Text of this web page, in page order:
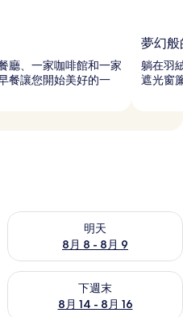
廳、一家咖啡館和一家
餐讓您開始美好的一
夢幻般
躺在羽
遮光窗
況
明天
8月 8 - 8月 9
查看明天 (8月 8 - 8月 9) 的供
情況
下週末
8月 14 - 8月 16
查看下週末 (8月 14 - 8月 16)